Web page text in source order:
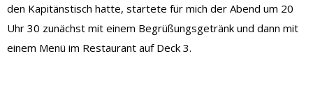
den Kapitänstisch hatte, startete für mich der Abend um 20
Uhr 30 zunächst mit einem Begrüßungsgetränk und dann mit
einem Menü im Restaurant auf Deck 3.